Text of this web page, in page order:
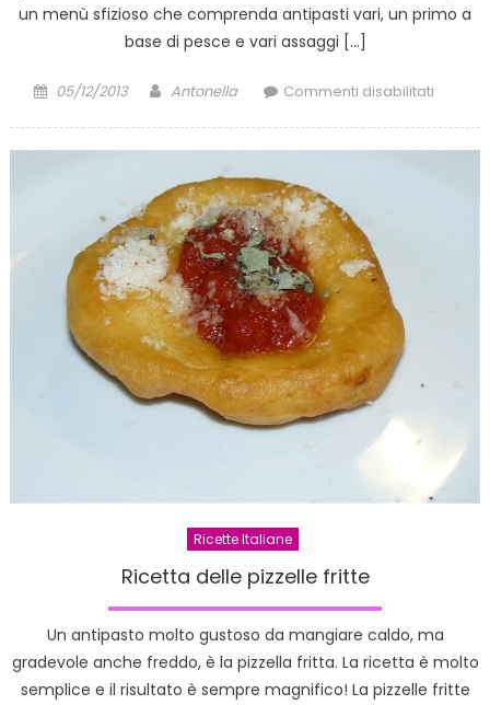
un menù sfizioso che comprenda antipasti vari, un primo a
base di pesce e vari assaggi […]
Posted
05/12/2013 Author
Antonella Commenti disabilitati
Ricette Italiane
Ricetta delle pizzelle fritte
Un antipasto molto gustoso da mangiare caldo, ma
gradevole anche freddo, è la pizzella fritta. La ricetta è molto
semplice e il risultato è sempre magnifico! La pizzelle fritte